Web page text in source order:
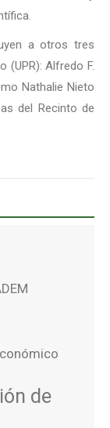
a otros tres
(UPR): Alfredo F.
Nathalie Nieto
del Recinto de
de